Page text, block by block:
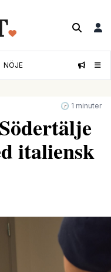
NÖJE
🕝 1 minuter
italiensk